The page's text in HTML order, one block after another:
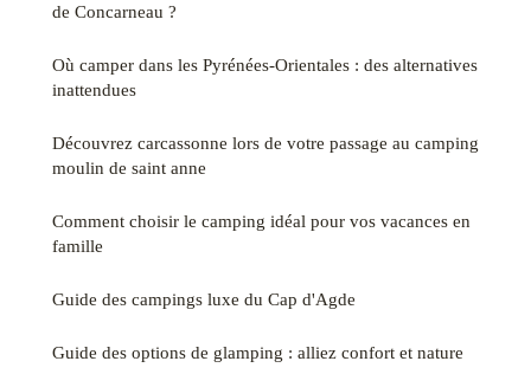
de Concarneau ?
Où camper dans les Pyrénées-Orientales : des alternatives
inattendues
Découvrez carcassonne lors de votre passage au camping
moulin de saint anne
Comment choisir le camping idéal pour vos vacances en
famille
Guide des campings luxe du Cap d'Agde
Guide des options de glamping : alliez confort et nature